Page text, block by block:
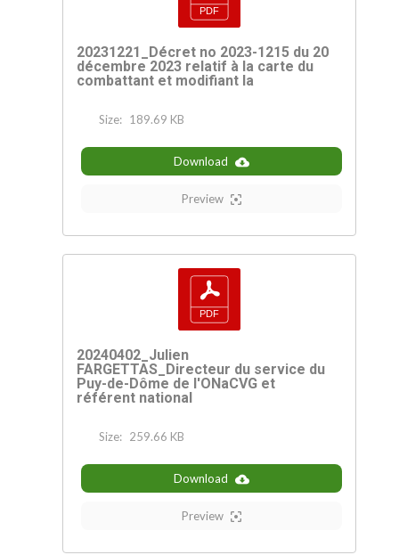
20231221_Décret no 2023-1215 du 20
décembre 2023 relatif à la carte du
combattant et modifiant la
Size: 189.69 KB
Download
Preview
20240402_Julien
FARGETTAS_Directeur du service du
Puy-de-Dôme de l'ONaCVG et
référent national
Size: 259.66 KB
Download
Preview